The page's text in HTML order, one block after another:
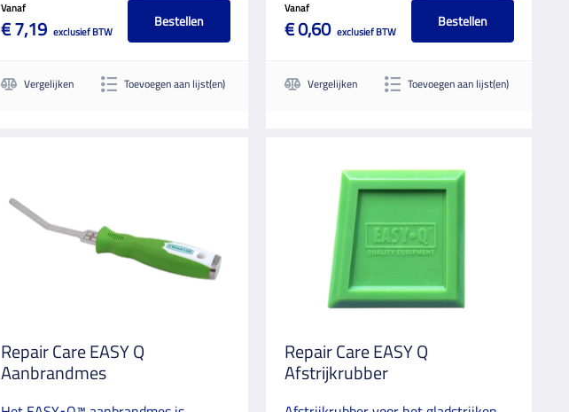
Vanaf
€ 7,19 exclusief BTW
Bestellen
Vergelijken Toevoegen aan lijst(en)
Vanaf
€ 0,60 exclusief BTW
Bestellen
Vergelijken Toevoegen aan lijst(en)
Repair Care EASY Q
Aanbrandmes
Repair Care EASY Q
Afstrijkrubber